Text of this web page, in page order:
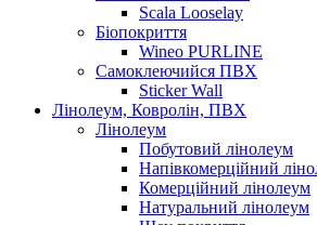
Scala Looselay
Біопокриття
Wineo PURLINE
Самоклеючийся ПВХ
Sticker Wall
Лінолеум, Ковролін, ПВХ
Лінолеум
Побутовий лінолеум
Напівкомерційний
Комерційний лінолеум
Натуральний лінолеум